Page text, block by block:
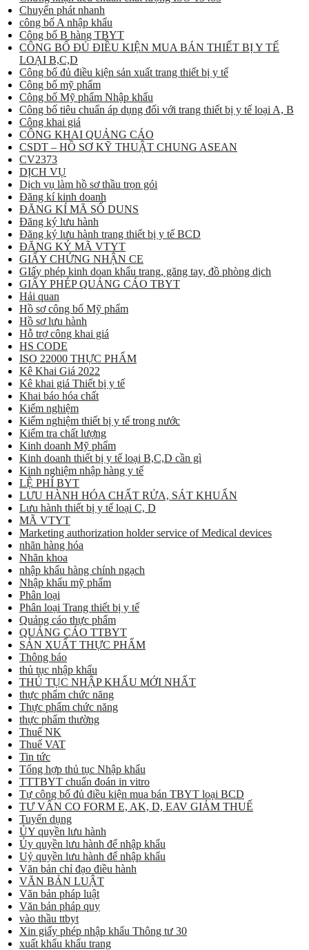
Chuyển phát nhanh
công bố A nhập khẩu
Công bố B hàng TBYT
CÔNG BỐ ĐỦ ĐIỀU KIỆN MUA BÁN THIẾT BỊ Y TẾ
LOẠI B,C,D
Công bố đủ điều kiện sản xuất trang thiết bị y tế
Công bố mỹ phẩm
Công bố Mỹ phẩm Nhập khẩu
Công bố tiêu chuẩn áp dụng đối với trang thiết bị y tế loại A, B
Công khai giá
CÔNG KHAI QUẢNG CÁO
CSDT – HỒ SƠ KỸ THUẬT CHUNG ASEAN
CV2373
DỊCH VỤ
Dịch vụ làm hồ sơ thầu trọn gói
Đăng kí kinh doanh
ĐĂNG KÍ MÃ SỐ DUNS
Đăng ký lưu hành
Đăng ký lưu hành trang thiết bị y tế BCD
ĐĂNG KÝ MÃ VTYT
GIẤY CHỨNG NHẬN CE
GIấy phép kinh doan khẩu trang, găng tay, đồ phòng dịch
GIẤY PHÉP QUẢNG CÁO TBYT
Hải quan
Hồ sơ công bố Mỹ phẩm
Hồ sơ lưu hành
Hỗ trợ công khai giá
HS CODE
ISO 22000 THỰC PHẨM
Kê Khai Giá 2022
Kê khai giá Thiết bị y tế
Khai báo hóa chất
Kiểm nghiệm
Kiểm nghiệm thiết bị y tế trong nước
Kiểm tra chất lượng
Kinh doanh Mỹ phẩm
Kinh doanh thiết bị y tế loại B,C,D cần gì
Kinh nghiệm nhập hàng y tế
LỆ PHÍ BYT
LƯU HÀNH HÓA CHẤT RỬA, SÁT KHUẨN
Lưu hành thiết bị y tế loại C, D
MÃ VTYT
Marketing authorization holder service of Medical devices
nhãn hàng hóa
Nhãn khoa
nhập khẩu hàng chính ngạch
Nhập khẩu mỹ phẩm
Phân loại
Phân loại Trang thiết bị y tế
Quảng cáo thực phẩm
QUẢNG CÁO TTBYT
SẢN XUẤT THỰC PHẨM
Thông báo
thủ tục nhập khẩu
THỦ TỤC NHẬP KHẨU MỚI NHẤT
thực phẩm chức năng
Thực phẩm chức năng
thực phẩm thường
Thuế NK
Thuế VAT
Tin tức
Tổng hợp thủ tục Nhập khẩu
TTTBYT chuẩn đoán in vitro
Tự công bố đủ điều kiện mua bán TBYT loại BCD
TƯ VẤN CO FORM E, AK, D, EAV GIẢM THUẾ
Tuyển dụng
ỦY quyền lưu hành
Ủy quyền lưu hành để nhập khẩu
Uỷ quyền lưu hành để nhập khẩu
Văn bản chỉ đạo điều hành
VĂN BẢN LUẬT
Văn bản pháp luật
Văn bản pháp quy
vào thầu ttbyt
Xin giấy phép nhập khẩu Thông tư 30
xuất khẩu khẩu trang